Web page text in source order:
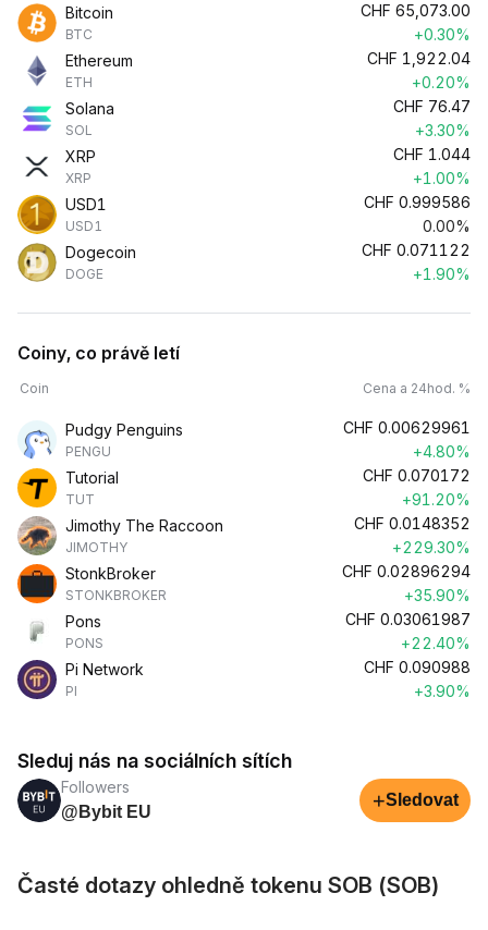
Bitcoin
BTC
CHF 65,073.00
+0.30%
Ethereum
ETH
CHF 1,922.04
+0.20%
Solana
SOL
CHF 76.47
+3.30%
XRP
XRP
CHF 1.044
+1.00%
USD1
USD1
CHF 0.999586
0.00%
Dogecoin
DOGE
CHF 0.071122
+1.90%
Coiny, co právě letí
Coin Cena a 24hod. %
Pudgy Penguins
PENGU
CHF 0.00629961
+4.80%
Tutorial
TUT
CHF 0.070172
+91.20%
Jimothy The Raccoon
JIMOTHY
CHF 0.0148352
+229.30%
StonkBroker
STONKBROKER
CHF 0.02896294
+35.90%
Pons
PONS
CHF 0.03061987
+22.40%
Pi Network
PI
CHF 0.090988
+3.90%
Sleduj nás na sociálních sítích
Followers
@Bybit EU
+Sledovat
Časté dotazy ohledně tokenu SOB (SOB)